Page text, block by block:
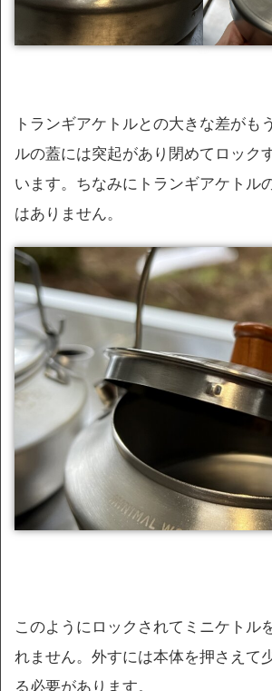
トランギアケトルとの大きな差がも
ルの蓋には突起があり閉めてロック
います。ちなみにトランギアケトル
はありません。
このようにロックされてミニケトル
れません。外すには本体を押さえて
る必要があります。